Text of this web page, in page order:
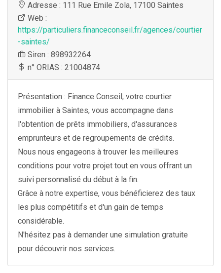
Adresse : 111 Rue Emile Zola, 17100 Saintes
Web :
https://particuliers.financeconseil.fr/agences/courtier
-saintes/
Siren : 898932264
n° ORIAS : 21004874
Présentation : Finance Conseil, votre courtier
immobilier à Saintes, vous accompagne dans
l'obtention de prêts immobiliers, d'assurances
emprunteurs et de regroupements de crédits.
Nous nous engageons à trouver les meilleures
conditions pour votre projet tout en vous offrant un
suivi personnalisé du début à la fin.
Grâce à notre expertise, vous bénéficierez des taux
les plus compétitifs et d'un gain de temps
considérable.
N'hésitez pas à demander une simulation gratuite
pour découvrir nos services.